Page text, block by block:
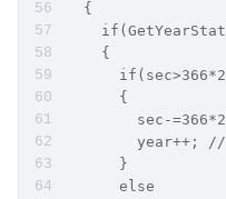
  {
    {
      {
sec-
year++; //
      }
      else